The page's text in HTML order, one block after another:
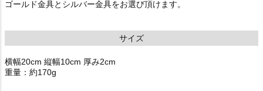
ゴールド金具とシルバー金具をお選び頂けます。
サイズ
横幅20cm 縦幅10cm 厚み2cm
重量：約170g